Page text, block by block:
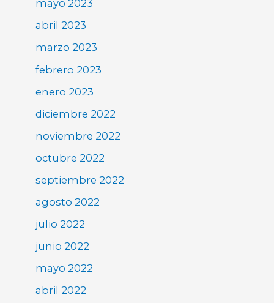
mayo 2023
abril 2023
marzo 2023
febrero 2023
enero 2023
diciembre 2022
noviembre 2022
octubre 2022
septiembre 2022
agosto 2022
julio 2022
junio 2022
mayo 2022
abril 2022